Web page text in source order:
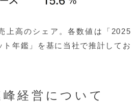
上高のシェア。各数値は「2025
ト年鑑」を基に当社で推計してお
経営について